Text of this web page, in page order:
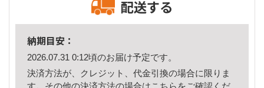
配送する
納期目安：
2026.07.31 0:12頃のお届け予定です。
決済方法が、クレジット、代金引換の場合に限りま
す。その他の決済方法の場合はこちら をご確認くだ